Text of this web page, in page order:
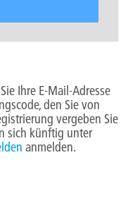
Ihre E-Mail-Adresse
den Sie von
vergeben Sie
sich künftig unter
anmelden.